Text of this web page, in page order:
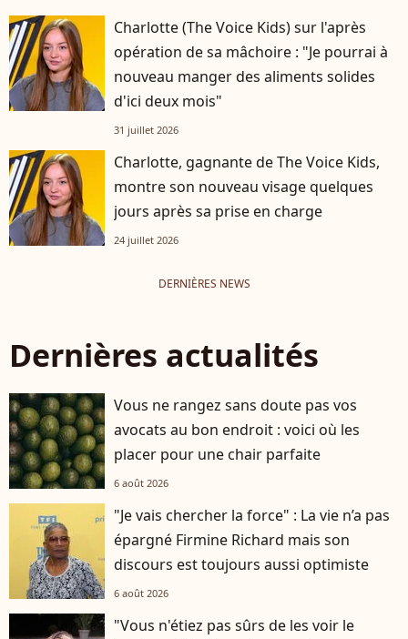
Charlotte (The Voice Kids) sur l'après
opération de sa mâchoire : "Je pourrai à
nouveau manger des aliments solides
d'ici deux mois"
31 juillet 2026
Charlotte, gagnante de The Voice Kids,
montre son nouveau visage quelques
jours après sa prise en charge
24 juillet 2026
DERNIÈRES NEWS
Dernières actualités
Vous ne rangez sans doute pas vos
avocats au bon endroit : voici où les
placer pour une chair parfaite
6 août 2026
"Je vais chercher la force" : La vie n’a pas
épargné Firmine Richard mais son
discours est toujours aussi optimiste
6 août 2026
"Vous n'étiez pas sûrs de les voir le